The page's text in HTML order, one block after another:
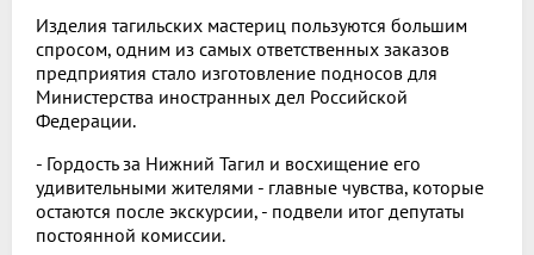
Изделия тагильских мастериц пользуются большим
спросом, одним из самых ответственных заказов
предприятия стало изготовление подносов для
Министерства иностранных дел Российской
Федерации.
- Гордость за Нижний Тагил и восхищение его
удивительными жителями - главные чувства, которые
остаются после экскурсии, - подвели итог депутаты
постоянной комиссии.